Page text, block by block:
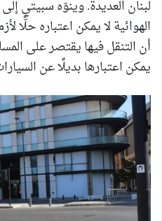
لبنان العديدة. وينوّه سبيتي
الهوائية لا يمكن اعتباره حلًّا
أن التنقل فيها يقتصر على
يمكن اعتبارها بديلًا عن